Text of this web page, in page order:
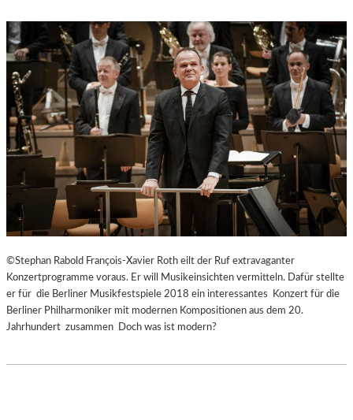
©Stephan Rabold François-Xavier Roth eilt der Ruf extravaganter
Konzertprogramme voraus. Er will Musikeinsichten vermitteln. Dafür stellte
er für die Berliner Musikfestspiele 2018 ein interessantes Konzert für die
Berliner Philharmoniker mit modernen Kompositionen aus dem 20.
Jahrhundert zusammen Doch was ist modern?